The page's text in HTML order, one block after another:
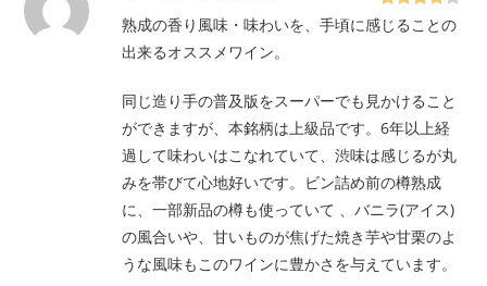
5段階で4
熟成の香り風味・味わいを、手頃に感じることの
出来るオススメワイン。
同じ造り手の普及版をスーパーでも見かけること
ができますが、本銘柄は上級品です。6年以上経
過して味わいはこなれていて、渋味は感じるが丸
みを帯びて心地好いです。ビン詰め前の樽熟成
に、一部新品の樽も使っていて 、バニラ(アイス)
の風合いや、甘いものが焦げた焼き芋や甘栗のよ
うな風味もこのワインに豊かさを与えています。